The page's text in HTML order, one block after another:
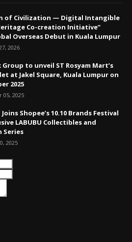
of Civilization — Digital Intangible
Co-creation Initiative”
Overseas Debut in Kuala Lumpur
2026
Group to unveil ST Rosyam Mart’s
at Jakel Square, Kuala Lumpur on
2025
05, 2025
Joins Shopee’s 10.10 Brands Festival
LABUBU Collectibles and
Series
2025